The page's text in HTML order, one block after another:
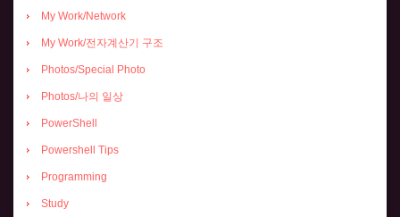
My Work/Network
My Work/전자계산기 구조
Photos/Special Photo
Photos/나의 일상
PowerShell
Powershell Tips
Programming
Study